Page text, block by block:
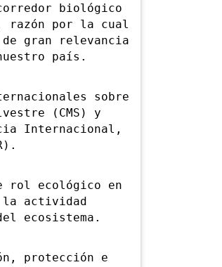
biológico
razón por la cual
gran relevancia
país.
sobre
(CMS) y
Internacional,
rol ecológico en
la actividad
ecosistema.
protección e